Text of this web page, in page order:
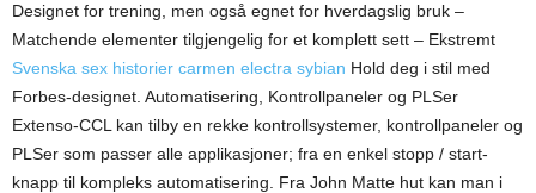
Designet for trening, men også egnet for hverdagslig bruk –
Matchende elementer tilgjengelig for et komplett sett – Ekstremt
Svenska sex historier carmen electra sybian Hold deg i stil med
Forbes-designet. Automatisering, Kontrollpaneler og PLSer
Extenso-CCL kan tilby en rekke kontrollsystemer, kontrollpaneler og
PLSer som passer alle applikasjoner; fra en enkel stopp / start-
knapp til kompleks automatisering. Fra John Matte hut kan man i